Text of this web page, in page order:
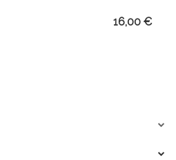
Prix
16,00 €